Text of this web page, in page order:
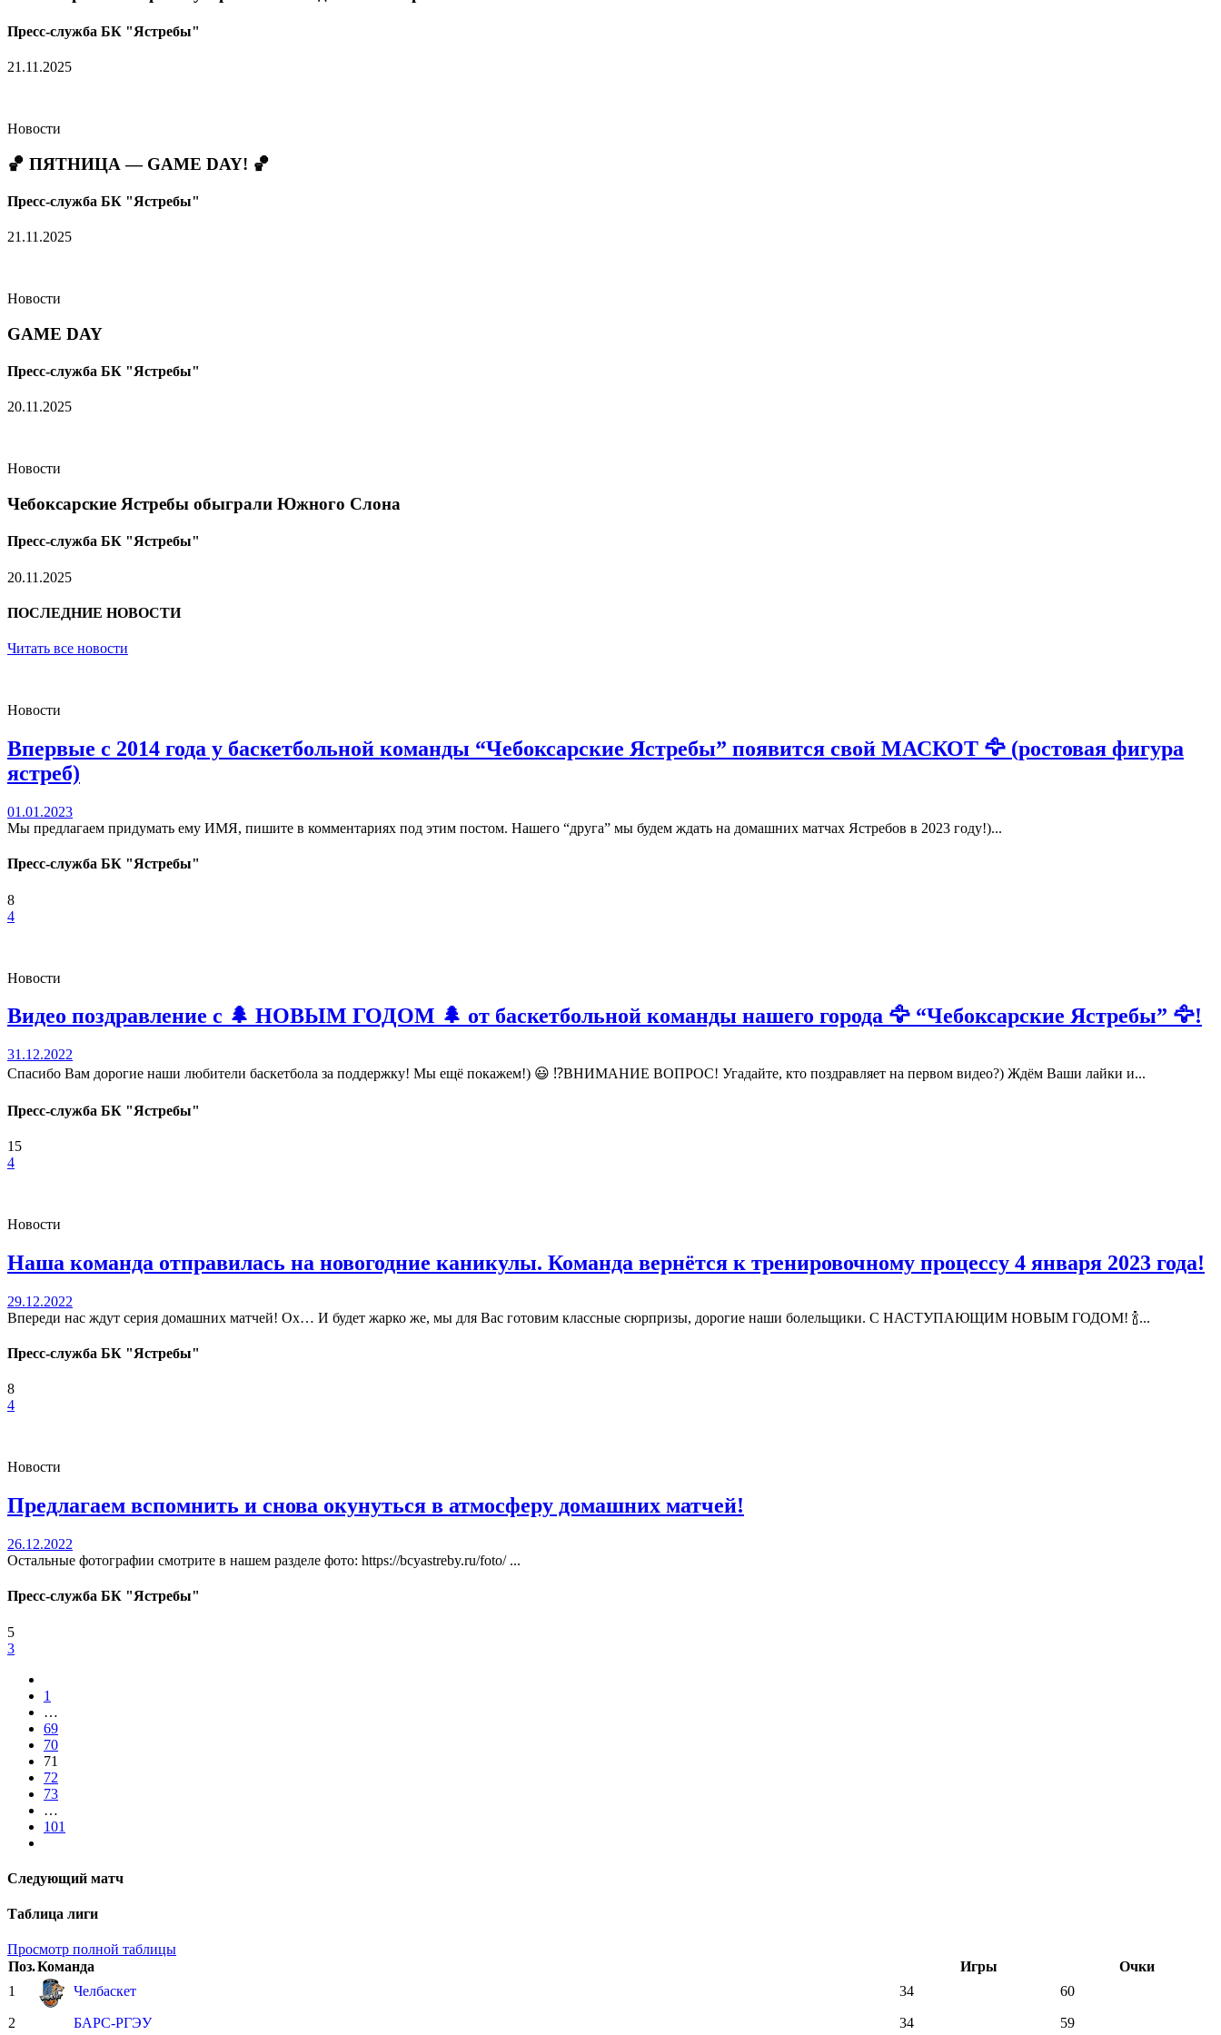
Пресс-служба БК "Ястребы"
21.11.2025
Новости
🏀 ПЯТНИЦА — GAME DAY! 🏀
Пресс-служба БК "Ястребы"
21.11.2025
Новости
GAME DAY
Пресс-служба БК "Ястребы"
20.11.2025
Новости
Чебоксарские Ястребы обыграли Южного Слона
Пресс-служба БК "Ястребы"
20.11.2025
ПОСЛЕДНИЕ НОВОСТИ
Читать все новости
Новости
Впервые с 2014 года у баскетбольной команды “Чебоксарские Ястребы” появится свой МАСКОТ 🦅 (ростовая фигура
ястреб)
01.01.2023
Мы предлагаем придумать ему ИМЯ, пишите в комментариях под этим постом. Нашего “друга” мы будем ждать на домашних матчах Ястребов в 2023 году!)...
Пресс-служба БК "Ястребы"
8
4
Новости
Видео поздравление с 🌲 НОВЫМ ГОДОМ 🌲 от баскетбольной команды нашего города 🦅 “Чебоксарские Ястребы” 🦅!
31.12.2022
Спасибо Вам дорогие наши любители баскетбола за поддержку! Мы ещё покажем!) 😃 ⁉ВНИМАНИЕ ВОПРОС! Угадайте, кто поздравляет на первом видео?) Ждём Ваши лайки и...
Пресс-служба БК "Ястребы"
15
4
Новости
Наша команда отправилась на новогодние каникулы. Команда вернётся к тренировочному процессу 4 января 2023 года!
29.12.2022
Впереди нас ждут серия домашних матчей! Ох… И будет жарко же, мы для Вас готовим классные сюрпризы, дорогие наши болельщики. С НАСТУПАЮЩИМ НОВЫМ ГОДОМ! 🍾...
Пресс-служба БК "Ястребы"
8
4
Новости
Предлагаем вспомнить и снова окунуться в атмосферу домашних матчей!
26.12.2022
Остальные фотографии смотрите в нашем разделе фото: https://bcyastreby.ru/foto/ ...
Пресс-служба БК "Ястребы"
5
3
1
…
69
70
71
72
73
…
101
Следующий матч
Таблица лиги
Просмотр полной таблицы
Поз.Команда Игры
Очки
1
Челбаскет 34 60
2 БАРС-РГЭУ 34 59